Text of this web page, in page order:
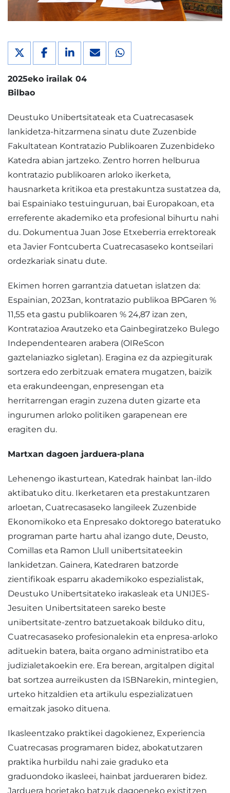
2025eko irailak 04
Bilbao
Deustuko Unibertsitateak eta Cuatrecasasek
lankidetza-hitzarmena sinatu dute Zuzenbide
Fakultatean Kontratazio Publikoaren Zuzenbideko
Katedra abian jartzeko. Zentro horren helburua
kontratazio publikoaren arloko ikerketa,
hausnarketa kritikoa eta prestakuntza sustatzea da,
bai Espainiako testuinguruan, bai Europakoan, eta
erreferente akademiko eta profesional bihurtu nahi
du. Dokumentua Juan Jose Etxeberria errektoreak
eta Javier Fontcuberta Cuatrecasaseko kontseilari
ordezkariak sinatu dute.
Ekimen horren garrantzia datuetan islatzen da:
Espainian, 2023an, kontratazio publikoa BPGaren %
11,55 eta gastu publikoaren % 24,87 izan zen,
Kontratazioa Arautzeko eta Gainbegiratzeko Bulego
Independentearen arabera (OIReScon
gaztelaniazko sigletan). Eragina ez da azpiegiturak
sortzera edo zerbitzuak ematera mugatzen, baizik
eta erakundeengan, enpresengan eta
herritarrengan eragin zuzena duten gizarte eta
ingurumen arloko politiken garapenean ere
eragiten du.
Martxan dagoen jarduera-plana
Lehenengo ikasturtean, Katedrak hainbat lan-ildo
aktibatuko ditu. Ikerketaren eta prestakuntzaren
arloetan, Cuatrecasaseko langileek Zuzenbide
Ekonomikoko eta Enpresako doktorego bateratuko
programan parte hartu ahal izango dute, Deusto,
Comillas eta Ramon Llull unibertsitateekin
lankidetzan. Gainera, Katedraren batzorde
zientifikoak esparru akademikoko espezialistak,
Deustuko Unibertsitateko irakasleak eta UNIJES-
Jesuiten Unibertsitateen sareko beste
unibertsitate-zentro batzuetakoak bilduko ditu,
Cuatrecasaseko profesionalekin eta enpresa-arloko
adituekin batera, baita organo administratibo eta
judizialetakoekin ere. Era berean, argitalpen digital
bat sortzea aurreikusten da ISBNarekin, mintegien,
urteko hitzaldien eta artikulu espezializatuen
emaitzak jasoko dituena.
Ikasleentzako praktikei dagokienez, Experiencia
Cuatrecasas programaren bidez, abokatutzaren
praktika hurbildu nahi zaie graduko eta
graduondoko ikasleei, hainbat jardueraren bidez.
Jarduera horietako batzuk dagoeneko existitzen